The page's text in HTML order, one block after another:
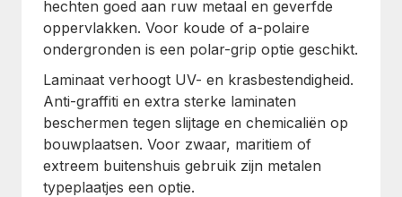
hechten goed aan ruw metaal en geverfde
oppervlakken. Voor koude of a-polaire
ondergronden is een polar-grip optie geschikt.
Laminaat verhoogt UV- en krasbestendigheid.
Anti-graffiti en extra sterke laminaten
beschermen tegen slijtage en chemicaliën op
bouwplaatsen. Voor zwaar, maritiem of
extreem buitenshuis gebruik zijn metalen
typeplaatjes een optie.